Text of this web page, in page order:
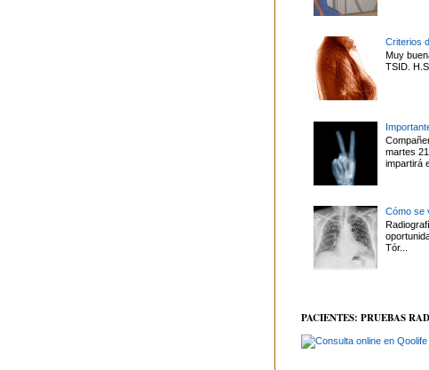
Criterios
Muy
TSID.
martes
impartirá
Cómo se
Tór...
PACIENTES: PRUEBAS